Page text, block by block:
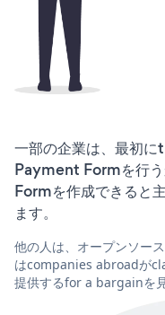
一部の企業は、最初
Payment Formを行
Formを作成できると
ます。
他の人は、オープンソー
はcompanies abroadが
提供するfor a bargainを